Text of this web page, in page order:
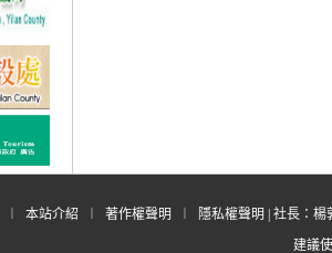
本站介紹 著作權聲明 隱私權聲明 | 社長：
建議